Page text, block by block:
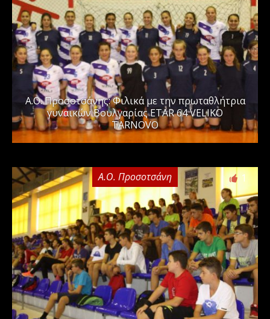
Α.Ο. Προσοτσάνης: Φιλικά με την πρωταθλήτρια
γυναικών Βουλγαρίας ETAR 64 VELIKO
TARNOVO
Α.Ο. Προσοτσάνη 1